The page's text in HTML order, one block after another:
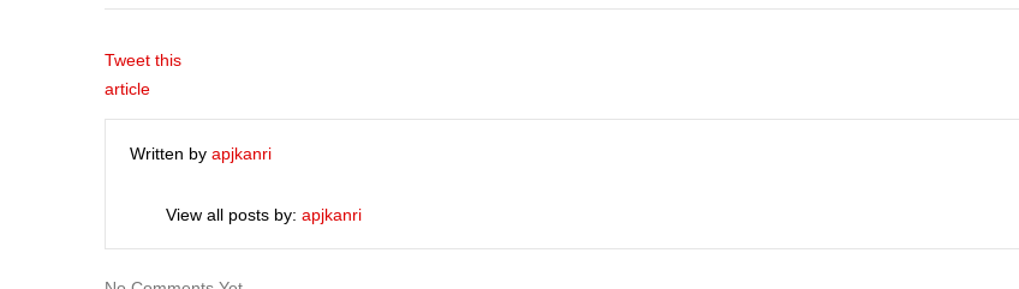
Tweet this
article
Written by apjkanri
View all posts by: apjkanri